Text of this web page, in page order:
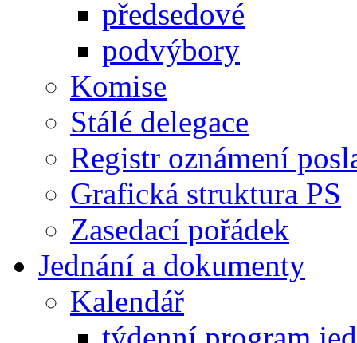
předsedové
podvýbory
Komise
Stálé delegace
Registr oznámení
Grafická struktura PS
Zasedací pořádek
Jednání a dokumenty
Kalendář